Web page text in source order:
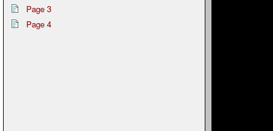
Page 3
Page 4